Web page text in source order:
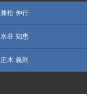
兼松 伸行
水谷 知恵
正木 義則